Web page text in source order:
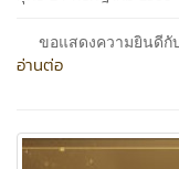
ขอแสดงความยินดีกั
อ่านต่อ